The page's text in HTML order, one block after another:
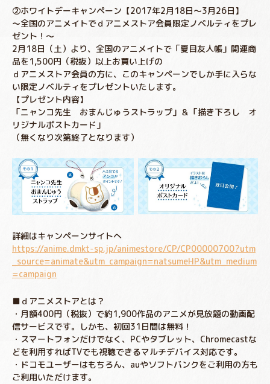
②ホワイトデーキャンペーン【2017年2月18日～3月26日】
～全国のアニメイトでｄアニメストア会員限定ノベルティをプレ
ゼント！～
2月18日（土）より、全国のアニメイトで「夏目友人帳」関連商
品を1,500円（税抜）以上お買い上げの
ｄアニメストア会員の方に、このキャンペーンでしか手に入らな
い限定ノベルティをプレゼントいたします。
【プレゼント内容】
「ニャンコ先生 おまんじゅうストラップ」＆「描き下ろし オ
リジナルポストカード」
（無くなり次第終了となります）
詳細はキャンペーンサイトへ
https://anime.dmkt-sp.jp/animestore/CP/CP00000700?utm
_source=animate&utm_campaign=natsumeHP&utm_medium
=campaign
■ｄアニメストアとは？
・月額400円（税抜）で約1,900作品のアニメが見放題の動画配
信サービスです。しかも、初回31日間は無料！
・スマートフォンだけでなく、PCやタブレット、Chromecastな
どを利用すればTVでも視聴できるマルチデバイス対応です。
・ドコモユーザーはもちろん、auやソフトバンクをご利用の方も
ご利用いただけます。